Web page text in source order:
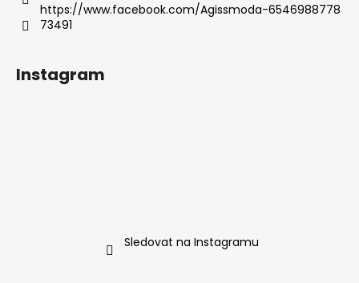
https://www.facebook.com/Agissmoda-6546988778
73491
Instagram
Sledovat na Instagramu